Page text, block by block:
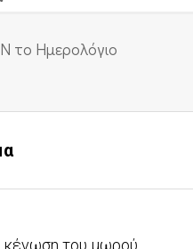
το Ημερολόγιο
κένωση του μωρού